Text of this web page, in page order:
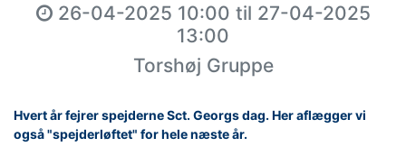
26-04-2025 10:00 til 27-04-2025
13:00
Torshøj Gruppe
Hvert år fejrer spejderne Sct. Georgs dag. Her aflægger vi
også "spejderløftet" for hele næste år.